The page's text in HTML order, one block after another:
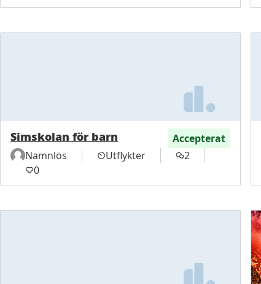
Simskolan för barn
Accepterat
Namnlös
Utflykter
2
0